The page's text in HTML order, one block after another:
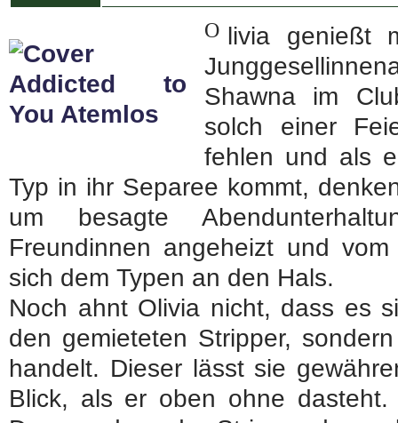
O livia genießt
Shawna im
solch einer
fehlen und als
Typ in ihr Separee kommt,
um besagte
Freundinnen angeheizt und
sich dem Typen an den Hals.
Noch ahnt Olivia nicht, dass es
den gemieteten Stripper,
handelt. Dieser lässt sie
Blick, als er oben ohne